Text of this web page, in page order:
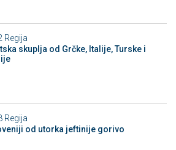
Regija
skuplja od Grčke, Italije, Turske i
Regija
od utorka jeftinije gorivo